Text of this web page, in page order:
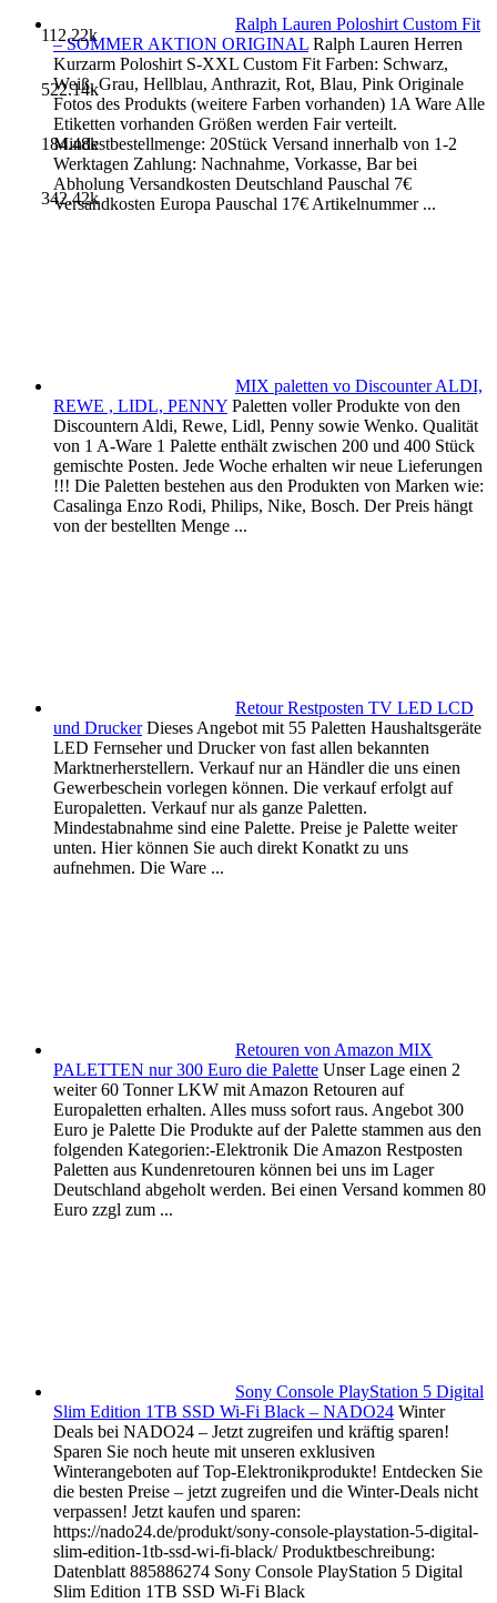
Ralph Lauren Poloshirt Custom Fit
– SOMMER AKTION ORIGINAL Ralph Lauren Herren
Kurzarm Poloshirt S-XXL Custom Fit Farben: Schwarz,
Weiß, Grau, Hellblau, Anthrazit, Rot, Blau, Pink Originale
Fotos des Produkts (weitere Farben vorhanden) 1A Ware Alle
Etiketten vorhanden Größen werden Fair verteilt.
Mindestbestellmenge: 20Stück Versand innerhalb von 1-2
Werktagen Zahlung: Nachnahme, Vorkasse, Bar bei
Abholung Versandkosten Deutschland Pauschal 7€
Versandkosten Europa Pauschal 17€ Artikelnummer ...
MIX paletten vo Discounter ALDI,
REWE , LIDL, PENNY Paletten voller Produkte von den
Discountern Aldi, Rewe, Lidl, Penny sowie Wenko. Qualität
von 1 A-Ware 1 Palette enthält zwischen 200 und 400 Stück
gemischte Posten. Jede Woche erhalten wir neue Lieferungen
!!! Die Paletten bestehen aus den Produkten von Marken wie:
Casalinga Enzo Rodi, Philips, Nike, Bosch. Der Preis hängt
von der bestellten Menge ...
Retour Restposten TV LED LCD
und Drucker Dieses Angebot mit 55 Paletten Haushaltsgeräte
LED Fernseher und Drucker von fast allen bekannten
Marktnerherstellern. Verkauf nur an Händler die uns einen
Gewerbeschein vorlegen können. Die verkauf erfolgt auf
Europaletten. Verkauf nur als ganze Paletten.
Mindestabnahme sind eine Palette. Preise je Palette weiter
unten. Hier können Sie auch direkt Konatkt zu uns
aufnehmen. Die Ware ...
Retouren von Amazon MIX
PALETTEN nur 300 Euro die Palette Unser Lage einen 2
weiter 60 Tonner LKW mit Amazon Retouren auf
Europaletten erhalten. Alles muss sofort raus. Angebot 300
Euro je Palette Die Produkte auf der Palette stammen aus den
folgenden Kategorien:-Elektronik Die Amazon Restposten
Paletten aus Kundenretouren können bei uns im Lager
Deutschland abgeholt werden. Bei einen Versand kommen 80
Euro zzgl zum ...
Sony Console PlayStation 5 Digital
Slim Edition 1TB SSD Wi-Fi Black – NADO24 Winter
Deals bei NADO24 – Jetzt zugreifen und kräftig sparen!
Sparen Sie noch heute mit unseren exklusiven
Winterangeboten auf Top-Elektronikprodukte! Entdecken Sie
die besten Preise – jetzt zugreifen und die Winter-Deals nicht
verpassen! Jetzt kaufen und sparen:
https://nado24.de/produkt/sony-console-playstation-5-digital-
slim-edition-1tb-ssd-wi-fi-black/ Produktbeschreibung:
Datenblatt 885886274 Sony Console PlayStation 5 Digital
Slim Edition 1TB SSD Wi-Fi Black
112.22k
522.14k
184.48k
342.42k